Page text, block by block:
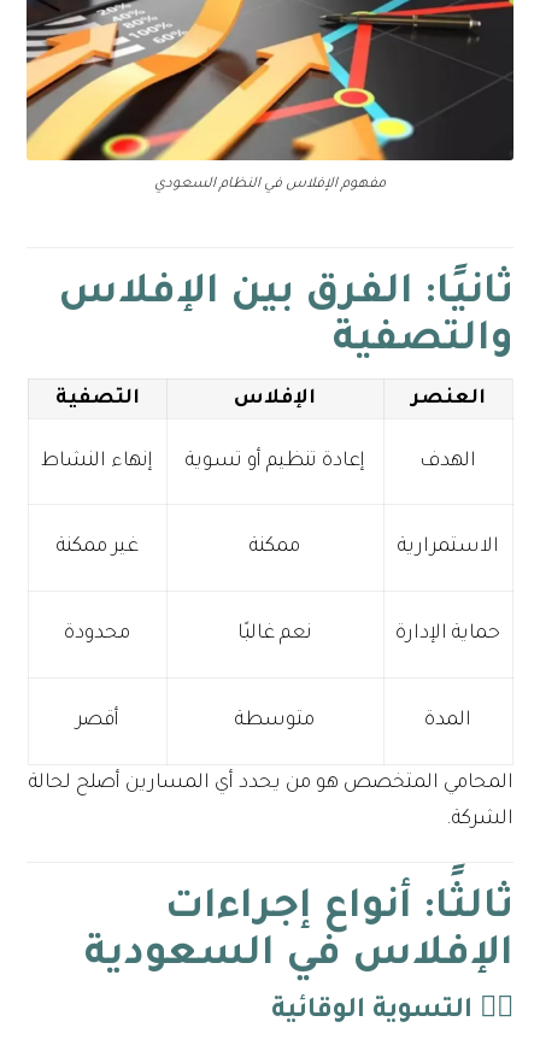
مفهوم الإفلاس في النظام السعودي
ثانيًا: الفرق بين الإفلاس
والتصفية
العنصر الإفلاس التصفية
الهدف إعادة تنظيم أو تسوية إنهاء النشاط
الاستمرارية ممكنة غير ممكنة
حماية الإدارة نعم غالبًا محدودة
المدة متوسطة أقصر
المحامي المتخصص هو من يحدد أي المسارين أصلح لحالة
الشركة.
ثالثًا: أنواع إجراءات
الإفلاس في السعودية
١️⃣ التسوية الوقائية